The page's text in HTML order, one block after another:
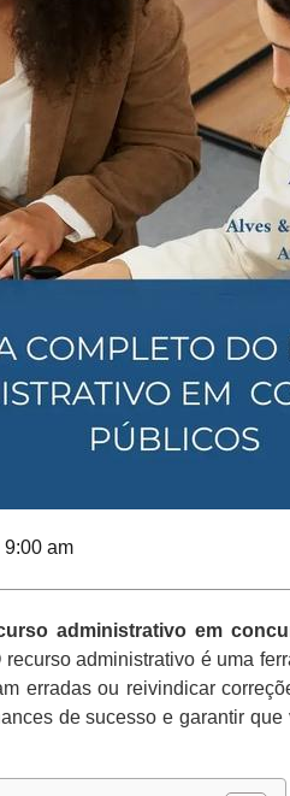
9:00 am
administrativo em
recurso administrativo é uma
erradas ou reivindicar
de sucesso e garantir